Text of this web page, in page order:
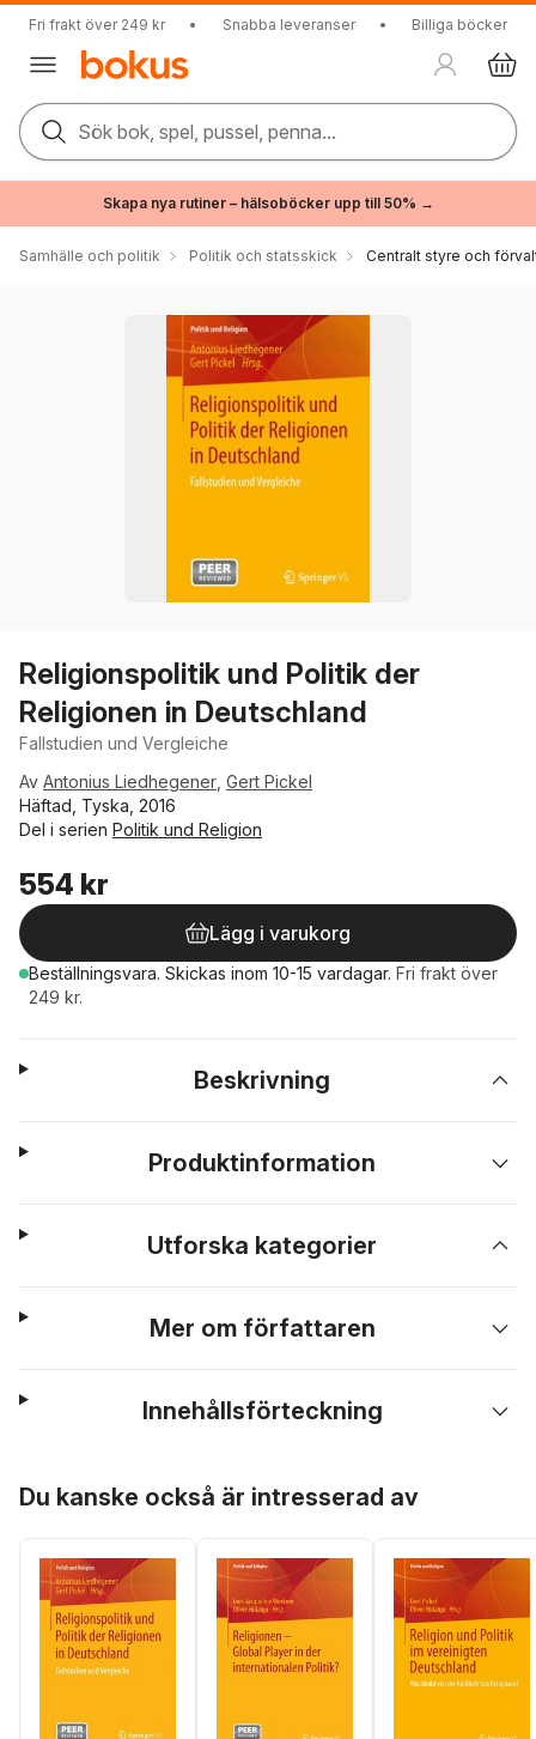
Fri frakt över 249 kr • Snabba leveranser • Billiga böcker
Sök bok, spel, pussel, penna...
Skapa nya rutiner – hälsoböcker upp till 50% →
Samhälle och politik Politik och statsskick Centralt styre och
Religionspolitik und Politik der
Religionen in Deutschland
Fallstudien und Vergleiche
Av Antonius Liedhegener Gert Pickel
Häftad, Tyska, 2016
Del i serien Politik und Religion
554 kr
Lägg i varukorg
Beställningsvara. Skickas inom 10-15 vardagar. Fri frakt över
249 kr.
Beskrivning
Produktinformation
Utforska kategorier
Mer om författaren
Innehållsförteckning
Du kanske också är intresserad av